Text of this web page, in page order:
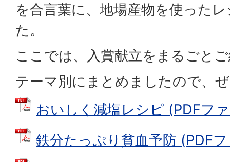
を合言葉に、地場産物を使った
た。
ここでは、入賞献立をまるごと
テーマ別にまとめましたので、
おいしく減塩レシピ (PDFフ
鉄分たっぷり貧血予防 (PDF